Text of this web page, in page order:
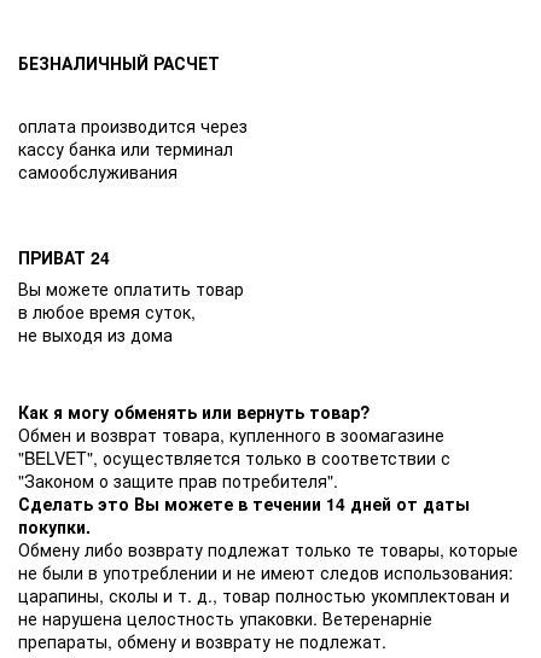
БЕЗНАЛИЧНЫЙ РАСЧЕТ
оплата производится через
кассу банка или терминал
самообслуживания
ПРИВАТ 24
Вы можете оплатить товар
в любое время суток,
не выходя из дома
Как я могу обменять или вернуть товар?
Обмен и возврат товара, купленного в зоомагазине
"BELVET", осуществляется только в соответствии с
"Законом о защите прав потребителя".
Сделать это Вы можете в течении 14 дней от даты
покупки.
Обмену либо возврату подлежат только те товары, которые
не были в употреблении и не имеют следов использования:
царапины, сколы и т. д., товар полностью укомплектован и
не нарушена целостность упаковки. Ветеренарніе
препараты, обмену и возврату не подлежат.